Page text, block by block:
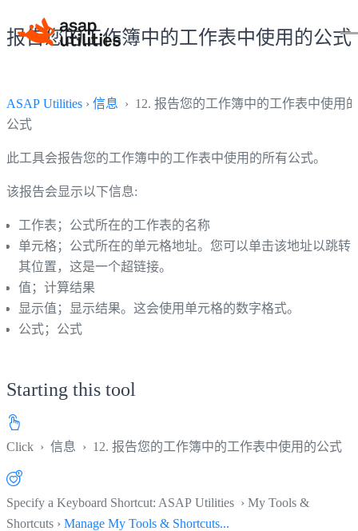
报告您的工作簿中的工作表中使用的公式
ASAP Utilities › 信息 › 12. 报告您的工作簿中的工作表中使用的
公式
此工具会报告您的工作簿中的工作表中使用的所有公式。
该报告会显示以下信息:
工作表；公式所在的工作表的名称
单元格；公式所在的单元格地址。您可以单击该地址以跳转
其位置，这是一个超链接。
值；计算结果
显示值；显示结果。这会使用单元格的数字格式。
公式；公式
Starting this tool
Click › 信息 › 12. 报告您的工作簿中的工作表中使用的公式
Specify a Keyboard Shortcut: ASAP Utilities › My Tools &
Shortcuts › Manage My Tools & Shortcuts...